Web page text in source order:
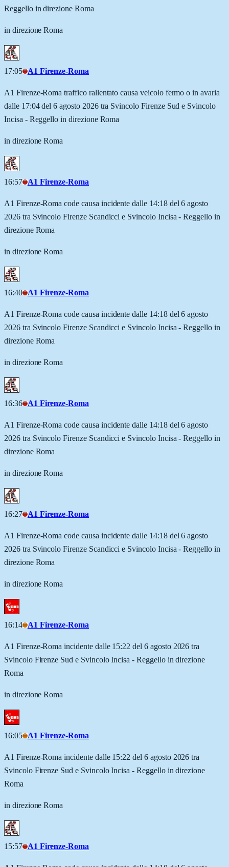
Reggello in direzione Roma
in direzione Roma
17:05 A1 Firenze-Roma
A1 Firenze-Roma traffico rallentato causa veicolo fermo o in avaria
dalle 17:04 del 6 agosto 2026 tra Svincolo Firenze Sud e Svincolo
Incisa - Reggello in direzione Roma
in direzione Roma
16:57 A1 Firenze-Roma
A1 Firenze-Roma code causa incidente dalle 14:18 del 6 agosto
2026 tra Svincolo Firenze Scandicci e Svincolo Incisa - Reggello in
direzione Roma
in direzione Roma
16:40 A1 Firenze-Roma
A1 Firenze-Roma code causa incidente dalle 14:18 del 6 agosto
2026 tra Svincolo Firenze Scandicci e Svincolo Incisa - Reggello in
direzione Roma
in direzione Roma
16:36 A1 Firenze-Roma
A1 Firenze-Roma code causa incidente dalle 14:18 del 6 agosto
2026 tra Svincolo Firenze Scandicci e Svincolo Incisa - Reggello in
direzione Roma
in direzione Roma
16:27 A1 Firenze-Roma
A1 Firenze-Roma code causa incidente dalle 14:18 del 6 agosto
2026 tra Svincolo Firenze Scandicci e Svincolo Incisa - Reggello in
direzione Roma
in direzione Roma
16:14 A1 Firenze-Roma
A1 Firenze-Roma incidente dalle 15:22 del 6 agosto 2026 tra
Svincolo Firenze Sud e Svincolo Incisa - Reggello in direzione
Roma
in direzione Roma
16:05 A1 Firenze-Roma
A1 Firenze-Roma incidente dalle 15:22 del 6 agosto 2026 tra
Svincolo Firenze Sud e Svincolo Incisa - Reggello in direzione
Roma
in direzione Roma
15:57 A1 Firenze-Roma